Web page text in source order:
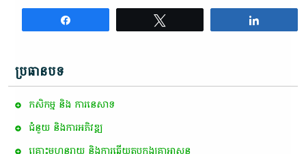
ប្រធានបទ
កសិកម្ម​ និង​ ការ​នេ​សាទ​
ជំនួយ និងការអភិវឌ្ឍ